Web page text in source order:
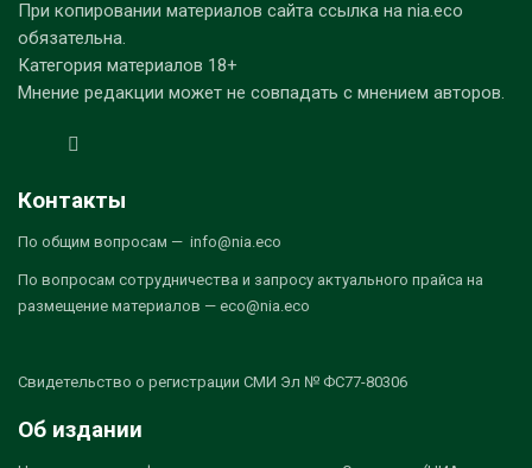
При копировании материалов сайта ссылка на nia.eco
обязательна.
Категория материалов 18+
Мнение редакции может не совпадать с мнением авторов.
Контакты
По общим вопросам — info@nia.eco
По вопросам сотрудничества и запросу актуального прайса на
размещение материалов — eco@nia.eco
Свидетельство о регистрации СМИ Эл № ФС77-80306
Об издании